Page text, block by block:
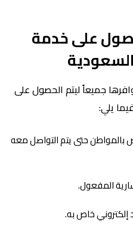
على خدمة
جميعاً ليتم الحصول على
يلي:
بالمواطن حتى يتم التواصل معه
المفعول.
إلكتروني خاص به.